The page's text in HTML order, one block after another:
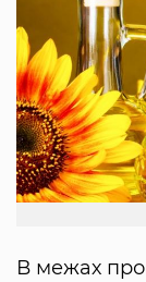
В межах